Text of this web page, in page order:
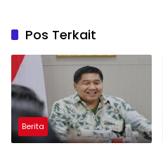
Pos Terkait
Berita